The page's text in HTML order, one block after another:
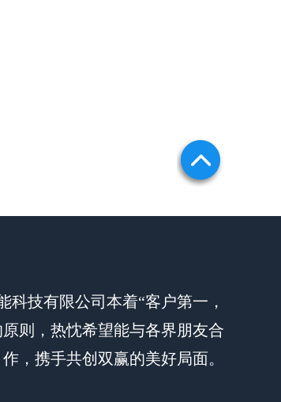
科技有限公司本着“客户第一，
则，热忱希望能与各界朋友合
作，携手共创双赢的美好局面。